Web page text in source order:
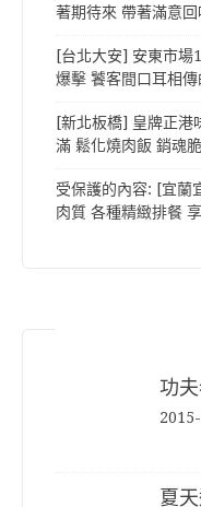
著期待來 帶著滿意回
[台北大安] 安東市場
爆擊 饕客間口耳相
[新北板橋] 皇牌正港
滿 鬆化燒肉飯 銷魂
受保護的內容: [宜蘭
肉質 各種精緻排餐
功
夏